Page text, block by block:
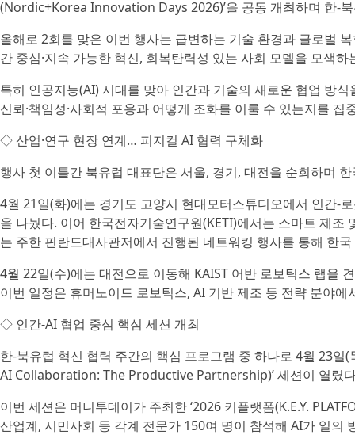
(Nordic+Korea Innovation Days 2026)’을 공동 개최하며 한‑
올해로 2회를 맞은 이번 행사는 급변하는 기술 환경과 글로벌
간 중심·지속 가능한 혁신, 회복탄력성 있는 사회 모델을 모색
특히 인공지능(AI) 시대를 맞아 인간과 기술의 새로운 협업 방
신뢰·책임성·사회적 포용과 어떻게 조화를 이룰 수 있는지를 집
◇ 산업·연구 현장 연계… 피지컬 AI 협력 구체화
행사 첫 이틀간 북유럽 대표단은 서울, 경기, 대전을 순회하며
4월 21일(화)에는 경기도 고양시 현대모터스튜디오에서 인간-
을 나눴다. 이어 한국전자기술연구원(KETI)에서는 스마트 제
는 주한 핀란드대사관저에서 진행된 네트워킹 행사를 통해 한
4월 22일(수)에는 대전으로 이동해 KAIST 어반 로보틱스 랩을
이번 일정은 휴머노이드 로보틱스, AI 기반 제조 등 전략 분야
◇ 인간-AI 협업 중심 핵심 세션 개최
한‑북유럽 혁신 협력 주간의 핵심 프로그램 중 하나로 4월 23
AI Collaboration: The Productive Partnership)’ 세션이 열렸
이번 세션은 머니투데이가 주최한 ‘2026 키플랫폼(K.E.Y.
산업계, 시민사회 등 각계 전문가 150여 명이 참석해 AI가 일